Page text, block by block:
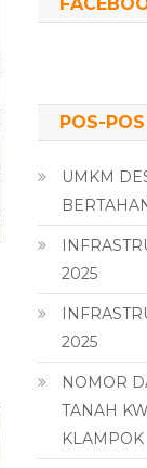
POS-
UMKM
2025
2025
NOMOR
TANAH
KLAMPOK